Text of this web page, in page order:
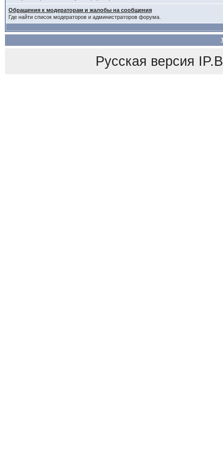
Обращения к модераторам и жалобы на сообщения
Где найти список модераторов и администраторов форума.
Русская версия